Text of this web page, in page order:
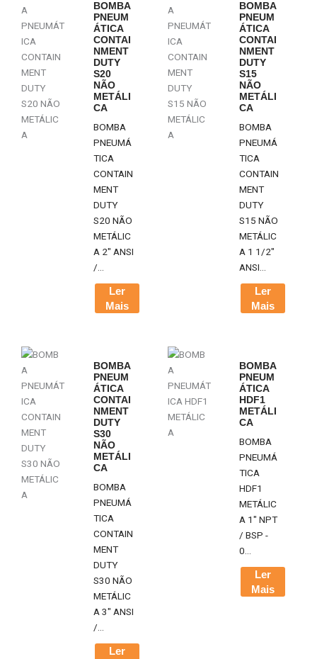
BOMBA
PNEUM
ÁTICA
CONTAI
NMENT
DUTY
S20
NÃO
METÁLI
CA
BOMBA
PNEUMÁ
TICA
CONTAIN
MENT
DUTY
S20 NÃO
METÁLIC
A 2" ANSI
/...
Ler
Mais
BOMBA
PNEUM
ÁTICA
CONTAI
NMENT
DUTY
S15
NÃO
METÁLI
CA
BOMBA
PNEUMÁ
TICA
CONTAIN
MENT
DUTY
S15 NÃO
METÁLIC
A 1 1/2"
ANSI...
Ler
Mais
BOMBA
PNEUM
ÁTICA
CONTAI
NMENT
DUTY
S30
NÃO
METÁLI
CA
BOMBA
PNEUMÁ
TICA
CONTAIN
MENT
DUTY
S30 NÃO
METÁLIC
A 3" ANSI
/...
Ler
BOMBA
PNEUM
ÁTICA
HDF1
METÁLI
CA
BOMBA
PNEUMÁ
TICA
HDF1
METÁLIC
A 1" NPT
/ BSP -
0...
Ler
Mais